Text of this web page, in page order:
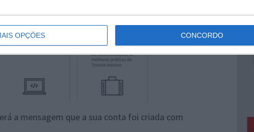
OPÇÕES CONCORDO
a mensagem que a sua conta foi criada com